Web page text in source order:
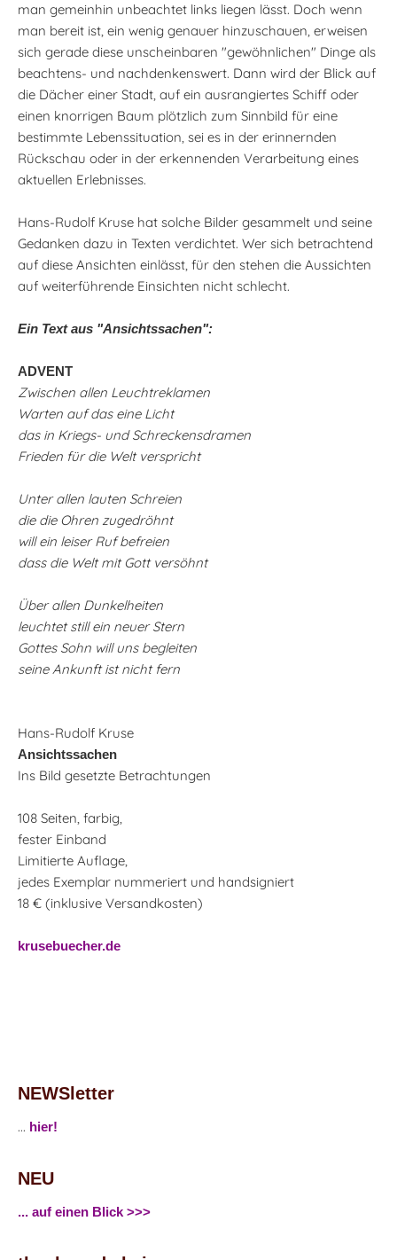
man gemeinhin unbeachtet links liegen lässt. Doch wenn
man bereit ist, ein wenig genauer hinzuschauen, erweisen
sich gerade diese unscheinbaren "gewöhnlichen" Dinge als
beachtens- und nachdenkenswert. Dann wird der Blick auf
die Dächer einer Stadt, auf ein ausrangiertes Schiff oder
einen knorrigen Baum plötzlich zum Sinnbild für eine
bestimmte Lebenssituation, sei es in der erinnernden
Rückschau oder in der erkennenden Verarbeitung eines
aktuellen Erlebnisses.
Hans-Rudolf Kruse hat solche Bilder gesammelt und seine
Gedanken dazu in Texten verdichtet. Wer sich betrachtend
auf diese Ansichten einlässt, für den stehen die Aussichten
auf weiterführende Einsichten nicht schlecht.
Ein Text aus "Ansichtssachen":
ADVENT
Zwischen allen Leuchtreklamen
Warten auf das eine Licht
das in Kriegs- und Schreckensdramen
Frieden für die Welt verspricht
Unter allen lauten Schreien
die die Ohren zugedröhnt
will ein leiser Ruf befreien
dass die Welt mit Gott versöhnt
Über allen Dunkelheiten
leuchtet still ein neuer Stern
Gottes Sohn will uns begleiten
seine Ankunft ist nicht fern
Hans-Rudolf Kruse
Ansichtssachen
Ins Bild gesetzte Betrachtungen
108 Seiten, farbig,
fester Einband
Limitierte Auflage,
jedes Exemplar nummeriert und handsigniert
18 € (inklusive Versandkosten)
krusebuecher.de
NEWSletter
... hier!
NEU
... auf einen Blick >>>